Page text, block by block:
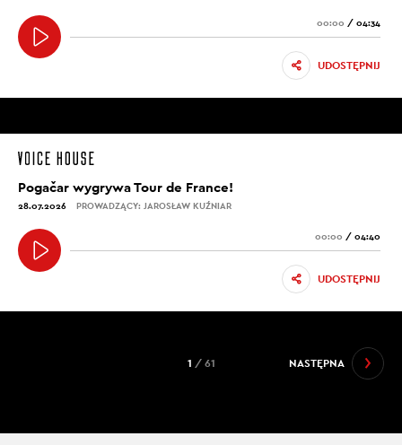
00:00 / 04:34
UDOSTĘPNIJ
Pogačar wygrywa Tour de France!
28.07.2026 PROWADZĄCY: JAROSŁAW KUŹNIAR
00:00 / 04:40
UDOSTĘPNIJ
NASTĘPNA
1 / 61